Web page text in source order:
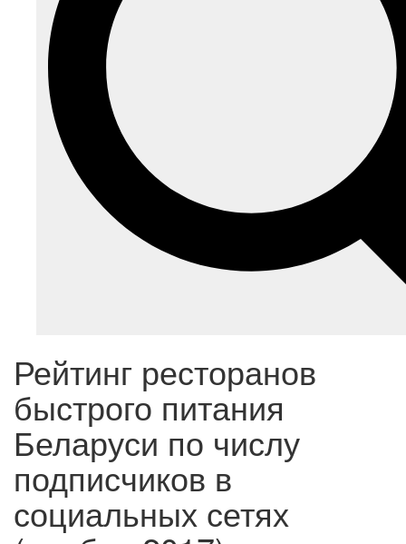
Рейтинг ресторанов
быстрого питания
Беларуси по числу
подписчиков в
социальных сетях